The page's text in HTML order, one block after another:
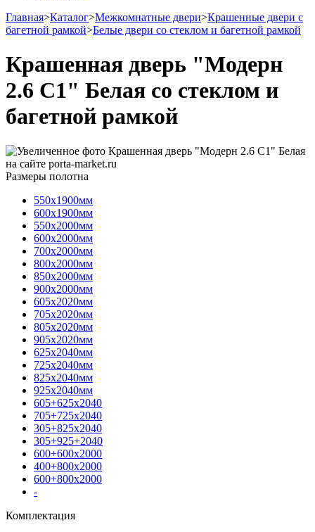
Главная>Каталог>Межкомнатные двери>Крашенные двери с
багетной рамкой>Белые двери со стеклом и багетной рамкой
Крашенная дверь "Модерн
2.6 С1" Белая со стеклом и
багетной рамкой
Размеры полотна
550х1900мм
600х1900мм
550х2000мм
600х2000мм
700х2000мм
800х2000мм
850х2000мм
900х2000мм
605х2020мм
705х2020мм
805х2020мм
905х2020мм
625х2040мм
725х2040мм
825х2040мм
925х2040мм
605+625х2040
705+725х2040
305+825х2040
305+925+2040
600+600х2000
400+800х2000
600+800х2000
-
Комплектация